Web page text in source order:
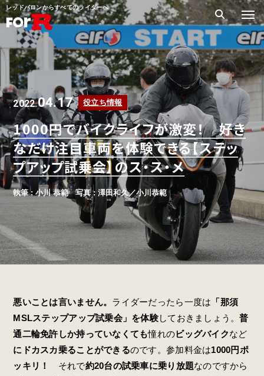
レッドバロンからすべてのライダーへ
2022.04.17 役立ち情報
1000円でバイクライフが激変！ 好き
なだけ注目車両を体験できる【ステッ
プアップ試乗会】のス・ス・メ
執筆 : 小川 恭範 写真 : 澤田和久／小川恭範
悪いことは言いません。 ライダーだったら一度は 「那須
MSLステップアップ試乗会」を体験しておきましょう。普
通二輪免許しか持っていなくても憧れのビッグバイクなど
にドカスカ乗ることができるのです。参加料金は1000円ポ
ッキリ！
それで約20台の試乗車に乗り放題なのですから